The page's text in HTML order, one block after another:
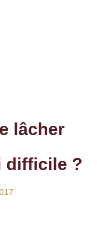
lâcher
difficile ?